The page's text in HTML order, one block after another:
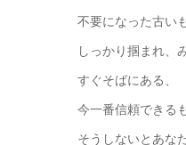
不要になった古い
しっかり掴まれ、
すぐそばにある、
今一番信頼できる
そうしないとあな